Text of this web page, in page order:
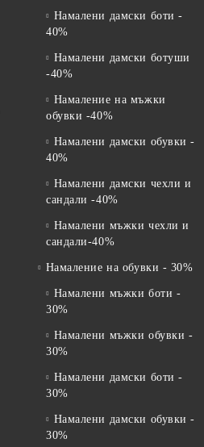
Намалени дамски боти -
40%
Намалени дамски ботуши
-40%
Намаление на мъжки
обувки -40%
Намалени дамски обувки -
40%
Намалени дамски чехли и
сандали -40%
Намалени мъжки чехли и
сандали-40%
Намаление на обувки - 30%
Намалени мъжки боти -
30%
Намалени мъжки обувки -
30%
Намалени дамски боти -
30%
Намалени дамски обувки -
30%